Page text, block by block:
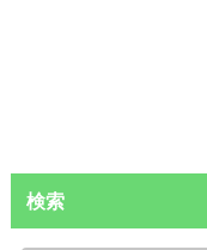
検索